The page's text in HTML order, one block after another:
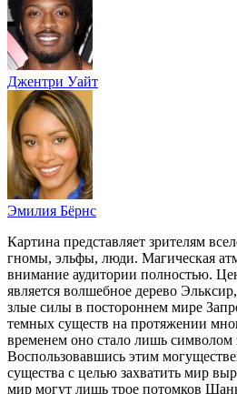
Джентри Уайт
Эмилия Бёрнс
Картина представляет зрителям
гномы, эльфы, люди. Магическая
внимание аудитории полностью.
является волшебное дерево
злые силы в постороннем мире
темных существ на протяжении
временем оно стало лишь символом
Воспользовавшись этим
существа с целью захватить мир
мир могут лишь трое потомков